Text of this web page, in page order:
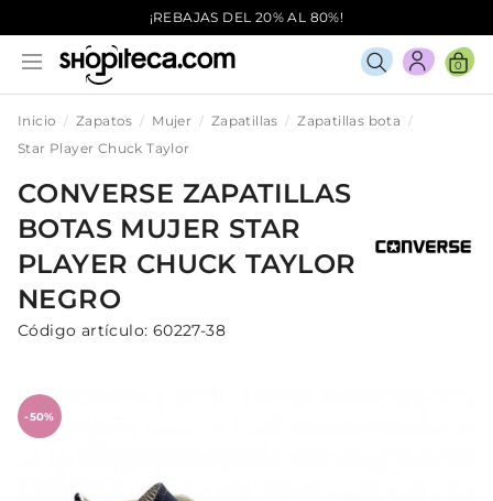
¡REBAJAS DEL 20% AL 80%!
0
Inicio Zapatos Mujer Zapatillas
Zapatillas bota
Star Player Chuck Taylor
CONVERSE ZAPATILLAS
BOTAS MUJER STAR
PLAYER CHUCK TAYLOR
NEGRO
Código artículo: 60227-38
-50%